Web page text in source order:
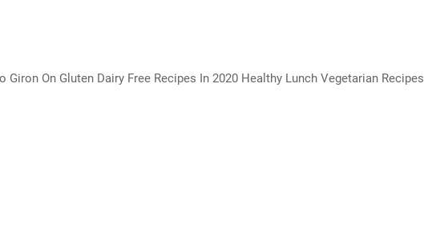
Giron On Gluten Dairy Free Recipes In 2020 Healthy Lunch Vegetarian Recipes